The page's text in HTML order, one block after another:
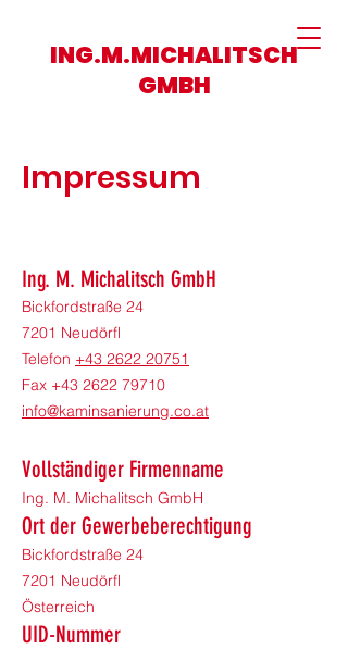
ING.M.MICHALITSCH
GMBH
Impressum
Ing. M. Michalitsch GmbH
Bickfordstraße 24
7201 Neudörfl
Telefon +43 2622 20751
Fax +43 2622 79710
info@kaminsanierung.co.at
Vollständiger Firmenname
Ing. M. Michalitsch GmbH
Ort der Gewerbeberechtigung
Bickfordstraße 24
7201 Neudörfl
Österreich
UID-Nummer